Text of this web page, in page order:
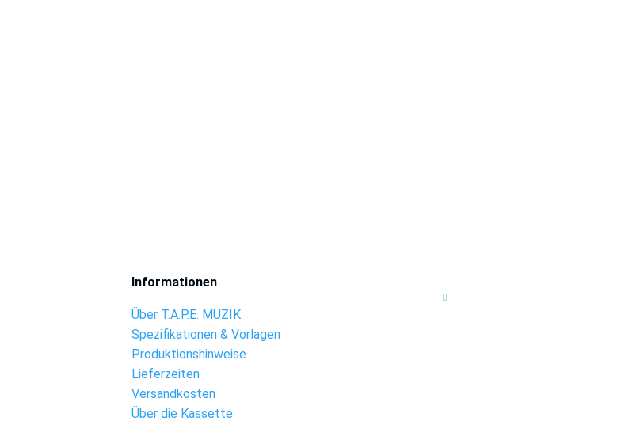
Informationen
Über T.A.P.E. MUZIK
Spezifikationen & Vorlagen
Produktionshinweise
Lieferzeiten
Versandkosten
Über die Kassette
